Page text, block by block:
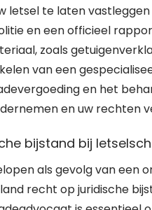
letsel te laten
en een officieel
zoals
van een
en het
en uw rechten
bijstand bij
als gevolg van een
recht op juridische